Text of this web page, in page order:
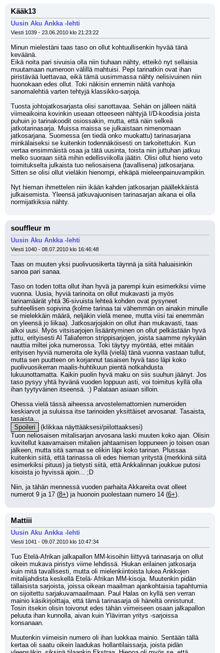
Kääk13
Uusin Aku Ankka -lehti
Viesti 1039 - 23.06.2010 klo 21:23:22
Minun mielestäni taas taso on ollut kohtuullisenkin hyvää tänä
keväänä.
Eikä noita pari sivuisia olla niin tiuhaan nähty, etteikö nyt sellaisia
muutamaan numeroon välillä mahtuisi. Pepi tarinatkin ovat ihan
piristävää luettavaa, eikä tämä uusimmassa nähty nelisivuinen niin
huonokaan edes ollut. Toki näkisin ennemin näitä vanhoja
sanomalehtiä varten tehtyjä klassikko-sarjoja.
Tuosta johtojatkosarjasta olisi sanottavaa. Sehän on jälleen näitä
viimeaikoina kovinkin useaan otteeseen nähtyjä I/D-koodisia joista
puhuin jo tarinakoodit osiossakin, mutta, että näin selkeä
jatkotarinasarja. Muissa maissa se julkaistaan nimenomaan
jatkosarjana. Suomessa (en tiedä onko muokattu) tarinasarjana
minkälaiseksi se kuitenkin todennäköisesti on tarkoitettukin. Kun
vertaa ensimmäistä osaa ja tätä uusinta, toista niin juttuhan jatkuu
melko suoraan siitä mihin edellisviikolla jäätin. Olisi ollut hieno veto
toimitukselta julkaista tuo neliosaisena (tavallisena) jatkosarjana.
Sitten se olisi ollut vieläkin hienompi, ehkäpä mieleenpainuvampikin.
Nyt hieman ihmettelen niin ikään kahden jatkosarjan päällekkäistä
julkaisemista. Yleensä jatkuvajuonisen tarinasarjan aikana ei olla
normijatkiksia nähty.
souffleur m
Uusin Aku Ankka -lehti
Viesti 1040 - 08.07.2010 klo 16:46:48
Taas on muuten yksi puolivuosikerta täynnä ja siitä haluaisinkin
sanoa pari sanaa.
Taso on toden totta ollut ihan hyvä ja parempi kuin esimerkiksi viime
vuonna. Uusia, hyviä tarinoita on ollut mukavasti ja myös
tarinamäärät yhtä 36-sivuista lehteä kohden ovat pysyneet
suhteellisen sopivina (kolme tarinaa tai vähemmän on ainakin minulle
se mielekkäin määrä, neljäkin vielä menee, mutta viisi tai enemmän
on yleensä jo liikaa). Jatkosarjojakin on ollut ihan mukavasti, taas
alkoi uusi. Myös vitsisarjojen lisääntyminen on ollut pelkästään hyvä
juttu, erityisesti Al Taliaferron strippisarjojen, joista saamme nykyään
nauttia miltei joka numerossa. Toki täytyy myöntää, ettei mitään
erityisen hyviä numeroita ole kyllä (vielä) tänä vuonna vastaan tullut,
mutta sen puutteen on korjannut tasaisen hyvä taso läpi koko
puolivuosikerran maalis-huhtikuun pientä notkahdusta
lukuunottamatta. Kaikin puolin hyvä maku on siis suuhun jäänyt. Jos
taso pysyy yhtä hyvänä vuoden loppuun asti, voi toimitus kyllä olla
ihan tyytyväinen itseensä. :) Palataan asiaan silloin.
Ohessa vielä tässä aiheessa arvostelemattomien numeroiden
keskiarvot ja suluissa itse tarinoiden yksittäiset arvosanat. Tasaista,
tasaista...
Spoileri
(klikkaa näyttääksesi/piilottaaksesi)
Tuon neliosaisen mitalisarjan arvosana laski muuten koko ajan. Olisin
kuvitellut kaavamaisen mitalien jahtaamisen loppuneen jo toisen osan
jälkeen, mutta sitä samaa se olikin läpi koko tarinan. Plussaa
kuitenkin siitä, että tarinassa oli edes hieman yritystä (merkkinä siitä
esimerkiksi pituus) ja tietysti siitä, että Ankkalinnan joukkue putosi
kisoista jo hyvissä ajoin... ;D
Niin, ja tähän mennessä vuoden parhaita Akkareita ovat olleet
numerot 9 ja 17 (8+) ja huonoin puolestaan numero 14 (6+).
Mattiii
Uusin Aku Ankka -lehti
Viesti 1041 - 09.07.2010 klo 10:47:34
Tuo Etelä-Afrikan jalkapallon MM-kisoihin liittyvä tarinasarja on ollut
oikein mukava piristys viime lehdissä. Hiukan erilainen jatkosarja
kuin mitä tavallisesti, mutta oli mielenkiintoista lukea Ankkojen
mitalijahdista keskellä Etelä- Afrikan MM-kisoja. Muutenkin pidän
tällaisista sarjoista, joissa oikean maailman ajankohtaisia tapahtumia
on sijoitettu sarjakuvamaailmaan. Paul Halas on kyllä sen verran
mainio käsikirjoittaja, että tämä tarinasarja oli häneltä onnistunut.
Tosin itsekin olisin toivonut edes tähän viimeiseen osaan jalkapallon
peluuta ihan kunnolla, aivan kuin Ylävirran yritys -sarjoissa
konsanaan.
Muutenkin viimeisin numero oli ihan luokkaa mainio. Sentään tällä
kertaa oli saatu oikein laadukas hollantilaissarja, joista pidän